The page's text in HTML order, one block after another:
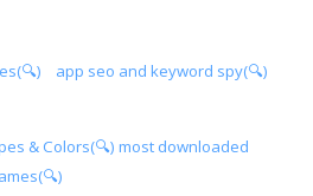
app seo and keyword spy(🔍)
& Colors(🔍) most downloaded